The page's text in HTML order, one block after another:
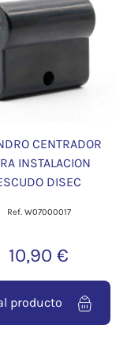
CENTRADOR
INSTALACION
DISEC
Ref. W07000017
10,90 €
producto